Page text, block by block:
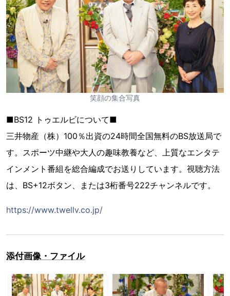
笑顔の集合写真
■BS12 トゥエルビについて■
三井物産（株）100％出資の24時間全国無料のBS放送局で
す。スポーツ中継や大人の趣味教養など、上質なエンタテ
インメント番組を総合編成でお送りしています。視聴方法
は、BS+12ボタン、または3桁番号222チャンネルです。
https://www.twellv.co.jp/
添付画像・ファイル